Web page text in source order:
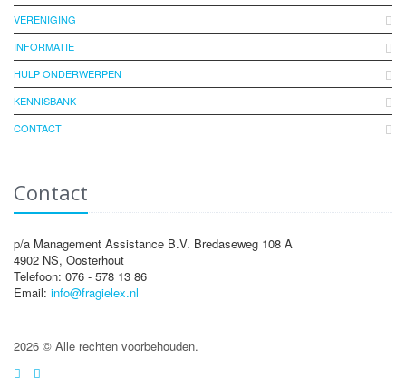
VERENIGING
INFORMATIE
HULP ONDERWERPEN
KENNISBANK
CONTACT
Contact
p/a Management Assistance B.V. Bredaseweg 108 A
4902 NS, Oosterhout
Telefoon: 076 - 578 13 86
Email: info@fragielex.nl
2026 © Alle rechten voorbehouden.